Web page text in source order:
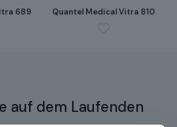
689 Quantel Medical Vitra 810
auf dem Laufenden